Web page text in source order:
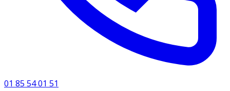
01 85 54 01 51